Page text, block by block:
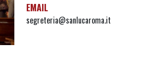
EMAIL
segreteria@sanlucaroma.it